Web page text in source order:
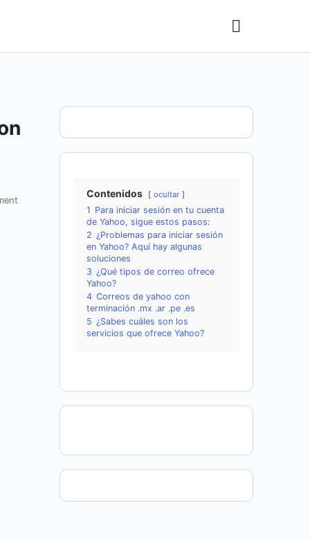
Contenidos ocultar
1 Para iniciar sesión en tu cuenta
de Yahoo, sigue estos pasos:
2 ¿Problemas para iniciar sesión
en Yahoo? Aquí hay algunas
soluciones
3 ¿Qué tipos de correo ofrece
Yahoo?
4 Correos de yahoo con
terminación .mx .ar .pe .es
5 ¿Sabes cuáles son los
servicios que ofrece Yahoo?